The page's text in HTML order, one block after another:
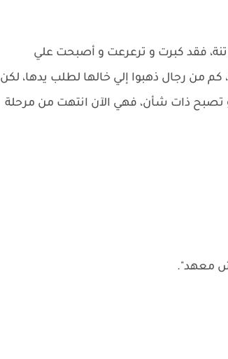
فقد كبرت و ترعرعت و أصبحت علي
كم من رجال ذهبوا إلي خالها لطلب يدها، لكن
تصبح ذات شأن، فهي الآن انتهت من مرحلة